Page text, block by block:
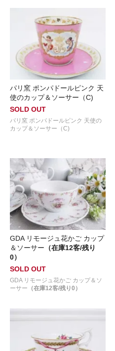
パリ窯 ポンパドールピンク 天
使のカップ＆ソーサー（C)
SOLD OUT
パリ窯 ポンパドールピンク 天使の
カップ＆ソーサー（C)
GDA リモージュ花かご カップ
＆ソーサー （在庫12客/残り
0）
SOLD OUT
GDA リモージュ花かご カップ＆ソ
ーサー （在庫12客/残り0）